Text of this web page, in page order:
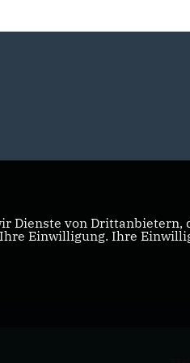
Dienste von Drittanbietern,
Einwilligung. Ihre